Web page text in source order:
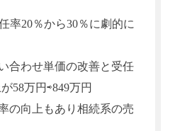
率20％から30％に劇的に
合わせ単価の改善と受任
58万円⇨849万円
の向上もあり相続系の売